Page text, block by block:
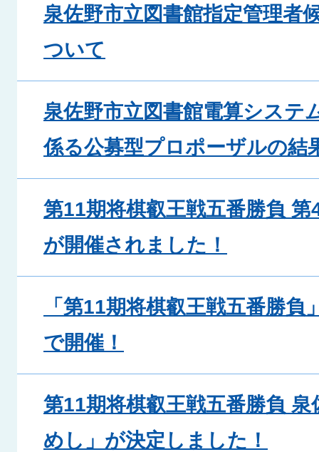
泉佐野市立図書館指定管理者
ついて
泉佐野市立図書館電算システ
係る公募型プロポーザルの結
第11期将棋叡王戦五番勝負
が開催されました！
「第11期将棋叡王戦五番勝負
で開催！
第11期将棋叡王戦五番勝負
めし」が決定しました！